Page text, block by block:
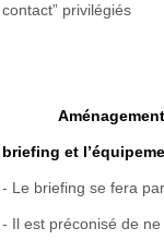
contact” privilégiés
briefing et
- Le briefing se fera
- Il est préconisé de